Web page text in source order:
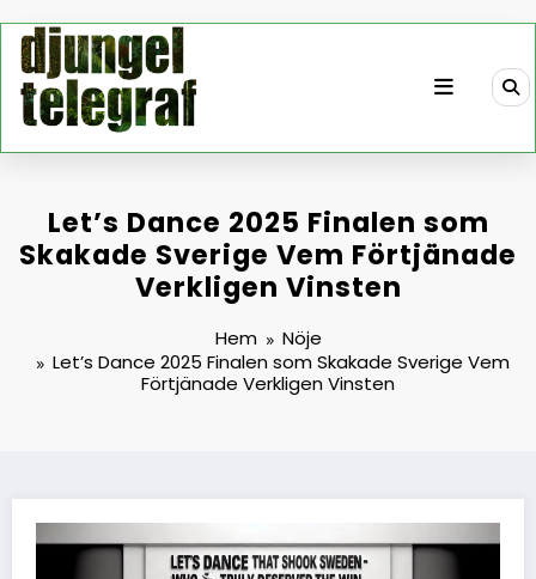
innehåll
Let’s Dance 2025 Finalen som
Skakade Sverige Vem Förtjänade
Verkligen Vinsten
Hem
Nöje
Let’s Dance 2025 Finalen som Skakade Sverige Vem
Förtjänade Verkligen Vinsten